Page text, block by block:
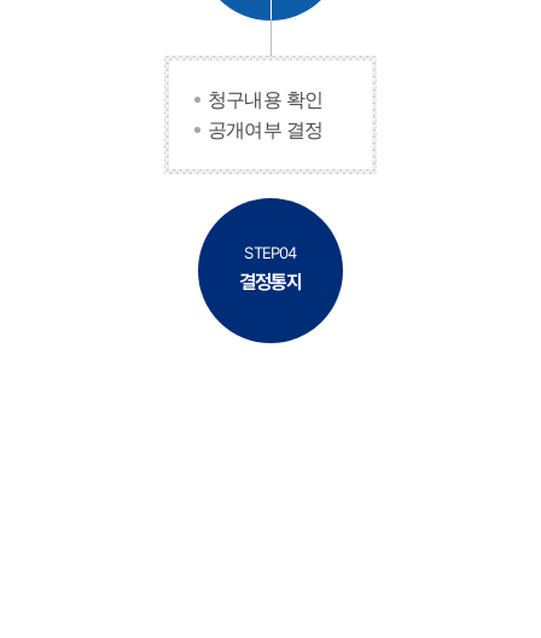
청구내용 확인
공개여부 결정
STEP04
결정통지